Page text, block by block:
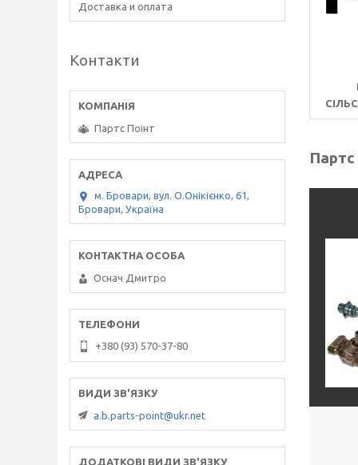
Партс
Доставка и оплата
Контакти
Партс Поінт
м. Бровари, вул. О.Онікієнко, 61,
Бровари, Україна
Оснач Дмитро
+380 (93) 570-37-80
a.b.parts-point@ukr.net